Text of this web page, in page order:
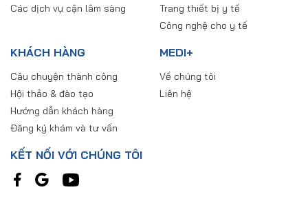
Các dịch vụ cận lâm sàng
Trang thiết bị y tế
Công nghệ cho y tế
KHÁCH HÀNG
Câu chuyện thành công
Hội thảo & đào tạo
Hướng dẫn khách hàng
Đăng ký khám và tư vấn
MEDI+
Về chúng tôi
Liên hệ
KẾT NỐI VỚI CHÚNG TÔI